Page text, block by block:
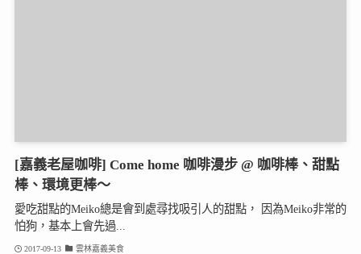
[嘉義老屋咖啡] Come home 咖啡漫步 @ 咖啡棒、甜點
棒、環境更棒～
愛吃甜點的Meiko總是會到處尋找吸引人的甜點， 因為Meiko非常的
怕狗，基本上會先過...
2017-09-13 雲林嘉義美食